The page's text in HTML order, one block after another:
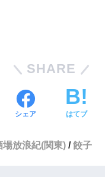
SHARE
シェア はてブ
場放浪紀(関東) 餃子